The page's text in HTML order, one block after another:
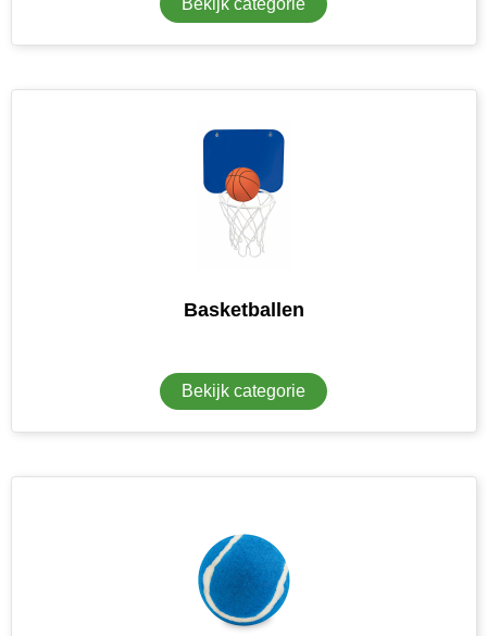
Bekijk categorie
Basketballen
Bekijk categorie